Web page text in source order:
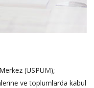
(USPUM);
ve toplumlarda kabul